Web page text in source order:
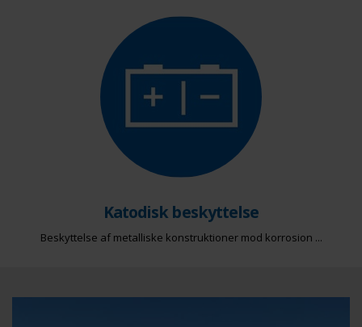
Katodisk beskyttelse
Beskyttelse af metalliske konstruktioner mod korrosion ...